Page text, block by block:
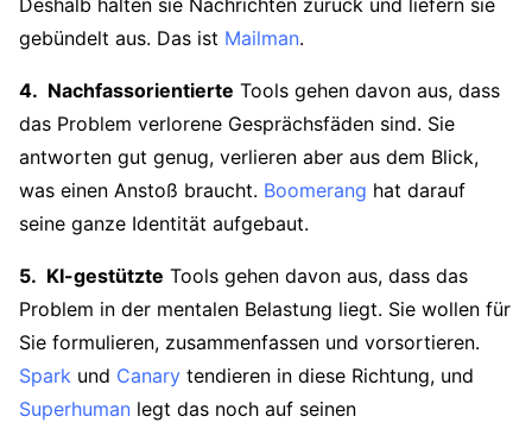
Deshalb halten sie Nachrichten zurück und liefern sie
gebündelt aus. Das ist Mailman.
Nachfassorientierte Tools gehen davon aus, dass
das Problem verlorene Gesprächsfäden sind. Sie
antworten gut genug, verlieren aber aus dem Blick,
was einen Anstoß braucht. Boomerang hat darauf
seine ganze Identität aufgebaut.
KI-gestützte Tools gehen davon aus, dass das
Problem in der mentalen Belastung liegt. Sie wollen für
Sie formulieren, zusammenfassen und vorsortieren.
Spark und Canary tendieren in diese Richtung, und
Superhuman legt das noch auf seinen